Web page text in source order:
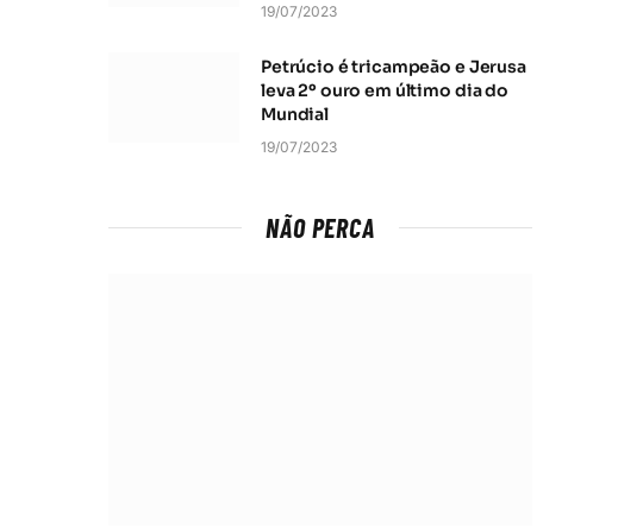
19/07/2023
Petrúcio é tricampeão e Jerusa
leva 2º ouro em último dia do
Mundial
19/07/2023
NÃO PERCA